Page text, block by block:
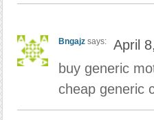
Bngajz says:
April
buy generic
cheap generic